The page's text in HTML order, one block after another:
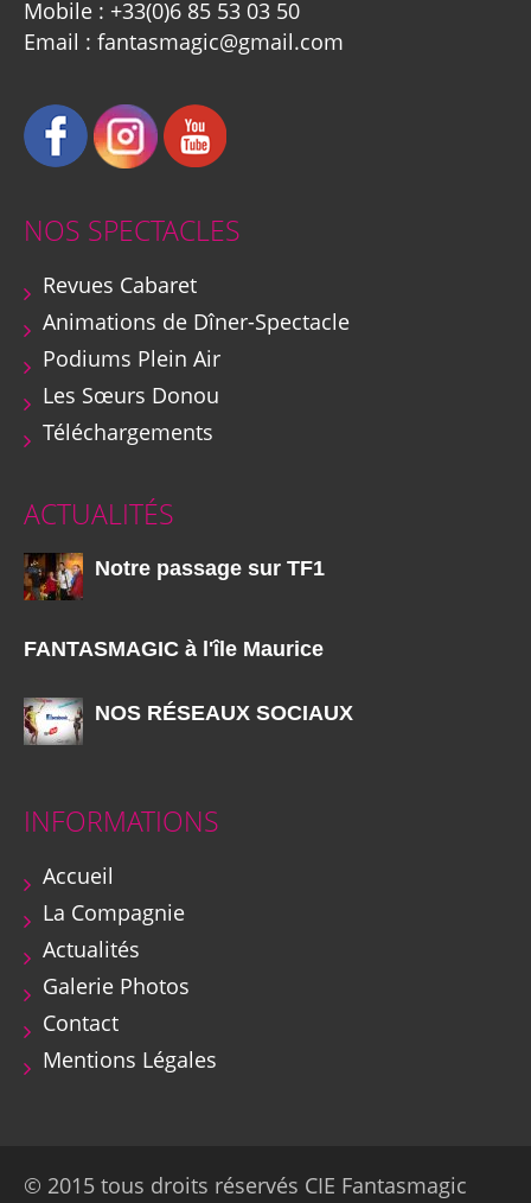
Mobile : +33(0)6 85 53 03 50
Email : fantasmagic@gmail.com
NOS SPECTACLES
Revues Cabaret
Animations de Dîner-Spectacle
Podiums Plein Air
Les Sœurs Donou
Téléchargements
ACTUALITÉS
Notre passage sur TF1
FANTASMAGIC à l'île Maurice
NOS RÉSEAUX SOCIAUX
INFORMATIONS
Accueil
La Compagnie
Actualités
Galerie Photos
Contact
Mentions Légales
© 2015 tous droits réservés CIE Fantasmagic